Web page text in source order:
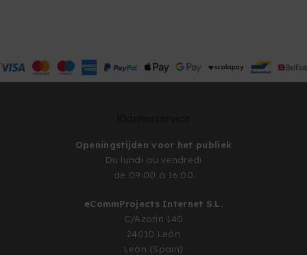
Openingstijden voor het publiek
Du lundi au vendredi
de 09:00 à 16:00
eCommProjects Internet S.L.
C/Azorín 140
24010 León
León (Spain)